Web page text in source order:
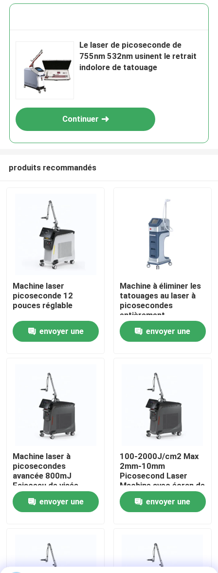
Maison
Produits
VR Show
Au sujet de nous
Contrôle de qualité
Contactez-nous
Demandez une citation
Le laser de picoseconde de
755nm 532nm usinent le retrait
indolore de tatouage
Continuer
produits recommandés
Machine laser
picoseconde 12
pouces réglable
envoyer une
Machine à éliminer les
tatouages au laser à
picosecondes
entièrement
personnalisable
envoyer une
Machine laser à
picosecondes
avancée 800mJ
Faisceau de visée
réglable à densité
d'énergieenvoyer une
100-2000J/cm2 Max
2mm-10mm
Picosecond Laser
Machine avec écran de
12 pouces
envoyer une